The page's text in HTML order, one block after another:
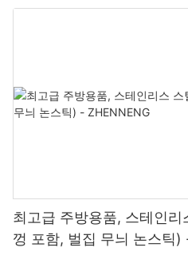
최고급 주방용품, 스테인
껑 포함, 벌집 무늬 논스틱)